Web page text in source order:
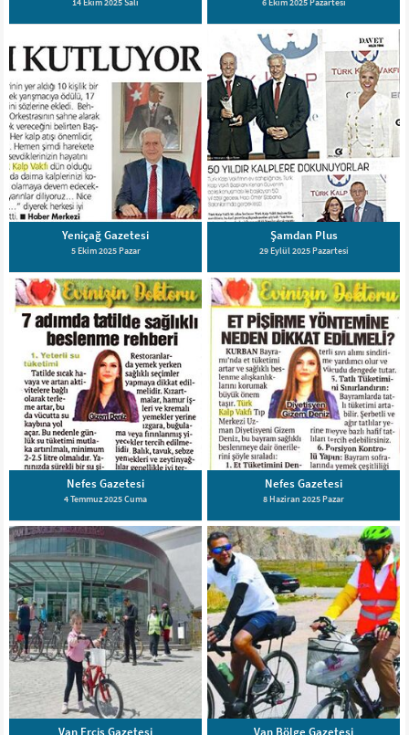
Yeniçağ Gazetesi
5 Ekim 2025 Pazar
Şamdan Plus
29 Eylül 2025 Pazartesi
Nefes Gazetesi
4 Temmuz 2025 Cuma
Nefes Gazetesi
8 Haziran 2025 Pazar
Van Erciş Gazetesi Van Bölge Gazetesi